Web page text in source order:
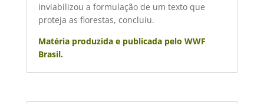
inviabilizou a formulação de um texto que
proteja as florestas, concluiu.
Matéria produzida e publicada pelo WWF
Brasil.